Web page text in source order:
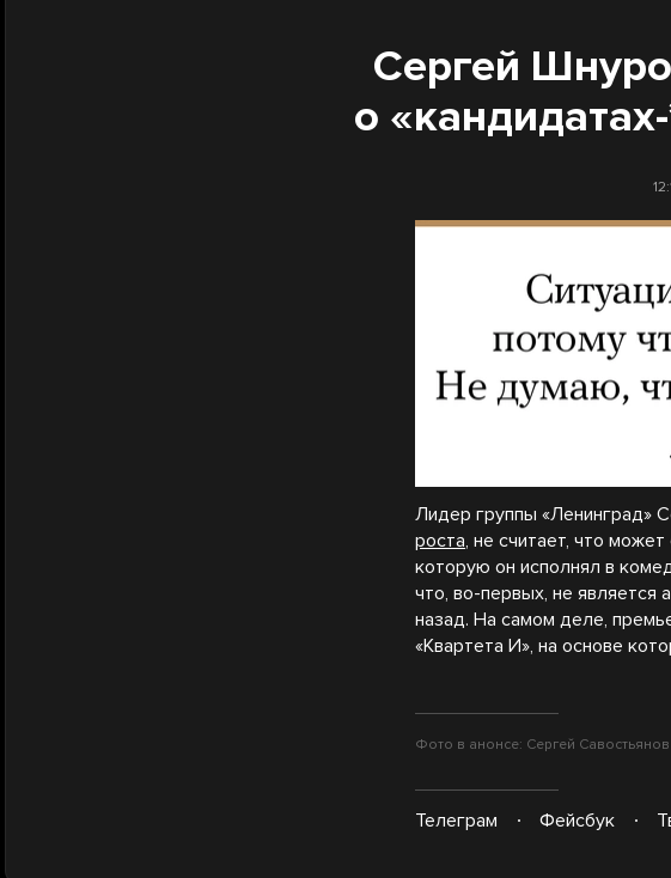
Сергей
о
Лидер группы «Ленинград»
роста, не считает, что
которую он исполнял в
что, во-первых, не
назад. На самом деле,
«Квартета И», на основе
Фото в анонсе: Сергей
Телеграм Фейсбук